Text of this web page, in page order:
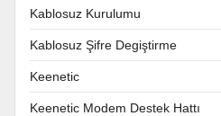
Kablosuz Kurulumu
Kablosuz Şifre Degiştirme
Keenetic
Keenetic Modem Destek Hattı